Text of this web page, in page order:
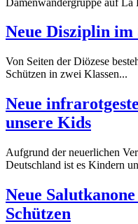
Neue Disziplin im
Von Seiten der Diözese
Schützen in zwei Klassen...
Neue
unsere Kids
Aufgrund der neuerlichen
Deutschland ist es Kindern
Neue
Schützen